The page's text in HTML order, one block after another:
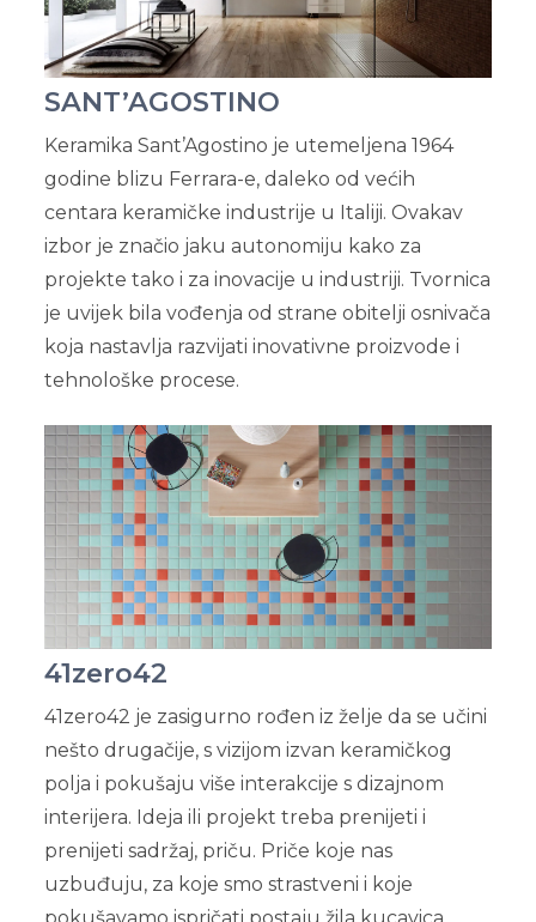
SANT’AGOSTINO
Keramika Sant’Agostino je utemeljena 1964
godine blizu Ferrara-e, daleko od većih
centara keramičke industrije u Italiji. Ovakav
izbor je značio jaku autonomiju kako za
projekte tako i za inovacije u industriji. Tvornica
je uvijek bila vođenja od strane obitelji osnivača
koja nastavlja razvijati inovativne proizvode i
tehnološke procese.
41zero42
41zero42 je zasigurno rođen iz želje da se učini
nešto drugačije, s vizijom izvan keramičkog
polja i pokušaju više interakcije s dizajnom
interijera. Ideja ili projekt treba prenijeti i
prenijeti sadržaj, priču. Priče koje nas
uzbuđuju, za koje smo strastveni i koje